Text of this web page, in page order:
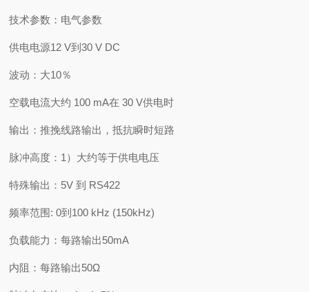
技术参数：电气参数
供电电源12 V到30 V DC
波动：大10％
空载电流大约 100 mA在 30 V供电时
输出：推挽线路输出，抵抗瞬时短路
脉冲高度：1）大约等于供电电压
特殊输出：5V 到 RS422
频率范围: 0到100 kHz (150kHz)
负载能力：每路输出50mA
内阻：每路输出50Ω